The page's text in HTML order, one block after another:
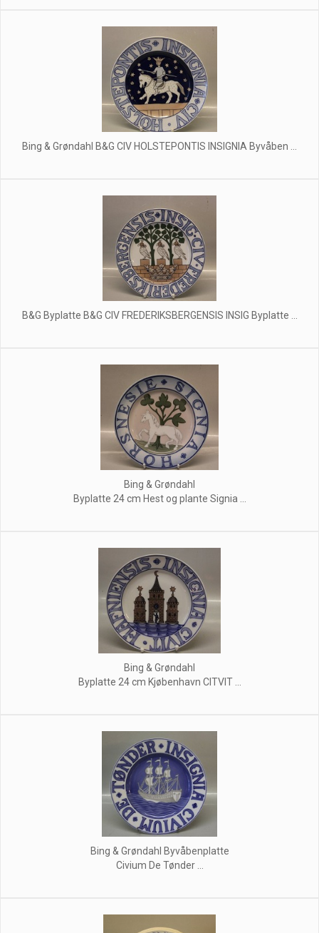
Bing & Grøndahl B&G CIV HOLSTEPONTIS INSIGNIA Byvåben ...
B&G Byplatte B&G CIV FREDERIKSBERGENSIS INSIG Byplatte ...
Bing & Grøndahl
Byplatte 24 cm Hest og plante Signia ...
Bing & Grøndahl
Byplatte 24 cm Kjøbenhavn CITVIT ...
Bing & Grøndahl Byvåbenplatte
Civium De Tønder ...